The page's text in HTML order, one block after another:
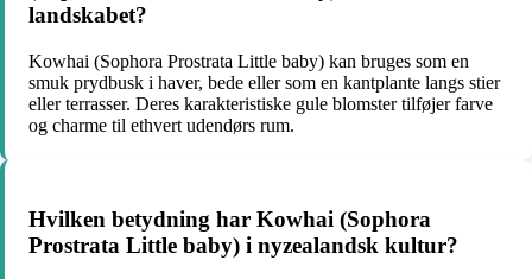
landskabet?
Kowhai (Sophora Prostrata Little baby) kan bruges som en
smuk prydbusk i haver, bede eller som en kantplante langs stier
eller terrasser. Deres karakteristiske gule blomster tilføjer farve
og charme til ethvert udendørs rum.
Hvilken betydning har Kowhai (Sophora
Prostrata Little baby) i nyzealandsk kultur?